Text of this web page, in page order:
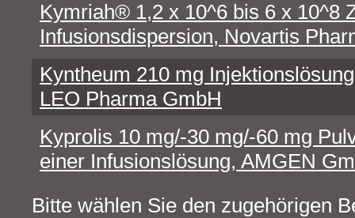
Kymriah® 1,2 x 10^6 bis 6 x 10^8
Infusionsdispersion, Novartis
Kyntheum 210 mg
LEO Pharma GmbH
Kyprolis 10 mg/-30 mg/-60 mg
einer Infusionslösung, AMGEN
Bitte wählen Sie den zugehörigen